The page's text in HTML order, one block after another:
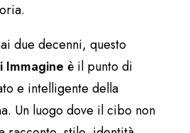
due decenni, questo
Immagine è il punto di
e intelligente della
Un luogo dove il cibo non